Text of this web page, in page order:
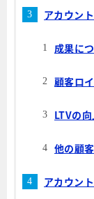
アカウン
成果に
顧客ロ
LTVの
他の顧
アカウン